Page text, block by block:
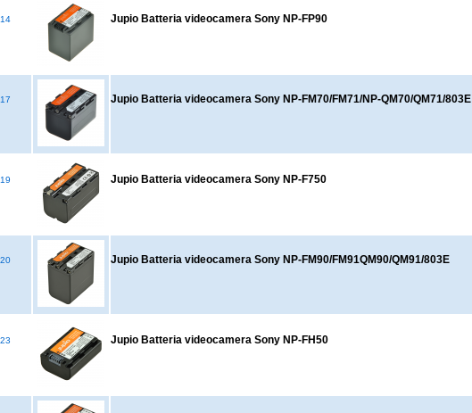
Jupio Batteria videocamera Sony NP-FP90
Jupio Batteria videocamera Sony NP-FM70/FM71/NP-QM70/QM71/803E
Jupio Batteria videocamera Sony NP-F750
Jupio Batteria videocamera Sony NP-FM90/FM91QM90/QM91/803E
Jupio Batteria videocamera Sony NP-FH50